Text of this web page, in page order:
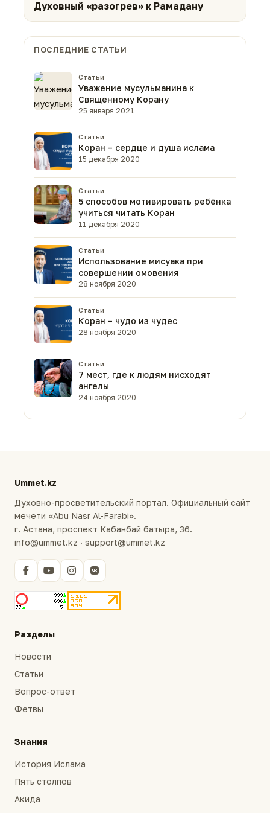
Духовный «разогрев» к Рамадану
ПОСЛЕДНИЕ СТАТЬИ
Статьи
Уважение мусульманина к
Священному Корану
25 января 2021
Статьи
Коран – сердце и душа ислама
15 декабря 2020
Статьи
5 способов мотивировать ребёнка
учиться читать Коран
11 декабря 2020
Статьи
Использование мисуака при
совершении омовения
28 ноября 2020
Статьи
Коран – чудо из чудес
28 ноября 2020
Статьи
7 мест, где к людям нисходят
ангелы
24 ноября 2020
Ummet.kz
Духовно-просветительский портал. Официальный сайт
мечети «Abu Nasr Al-Farabi».
г. Астана, проспект Кабанбай батыра, 36.
info@ummet.kz · support@ummet.kz
Разделы
Новости
Статьи
Вопрос-ответ
Фетвы
Знания
История Ислама
Пять столпов
Акида